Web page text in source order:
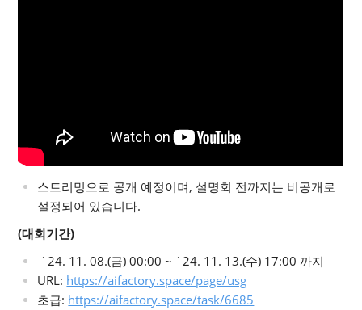
스트리밍으로 공개 예정이며, 설명회 전까지는 비공개로
설정되어 있습니다.
(대회기간)
`24. 11. 08.(금) 00:00 ~ `24. 11. 13.(수) 17:00 까지
URL: https://aifactory.space/page/usg
초급: https://aifactory.space/task/6685